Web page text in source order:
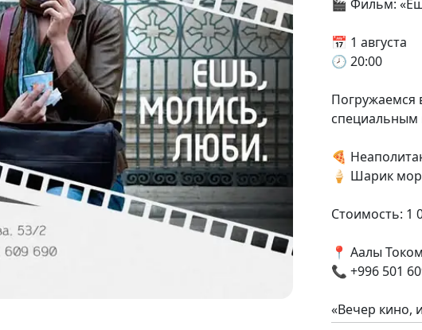
🎬 Фильм:
📅 1 августа
🕗 20:00
Погружаемся
🍕
🍦 Шарик
Стоимость: 1
📍 Аалы
📞 +996 501
«Вечер кино,